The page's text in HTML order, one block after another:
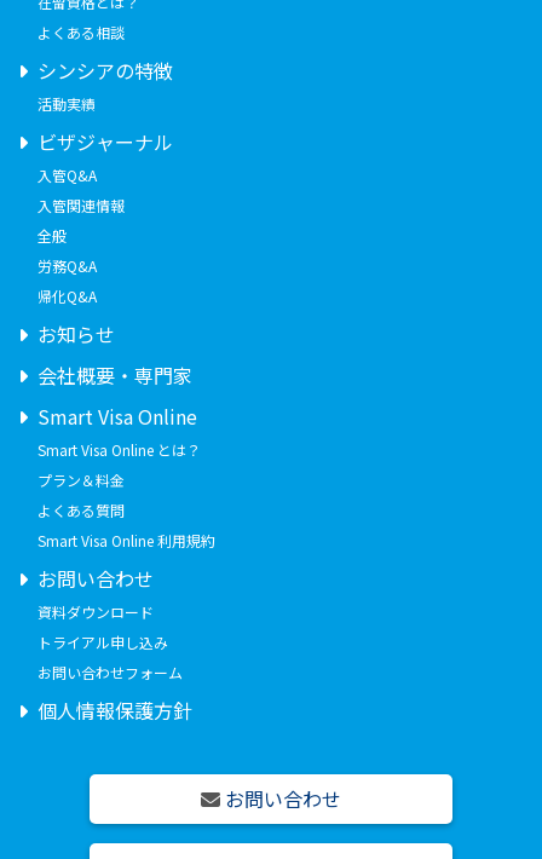
よくある相談
シンシアの特徴
活動実績
ビザジャーナル
入管Q&A
入管関連情報
全般
労務Q&A
帰化Q&A
お知らせ
会社概要・専門家
Smart Visa Online
Smart Visa Online とは？
プラン＆料金
よくある質問
Smart Visa Online 利用規約
お問い合わせ
資料ダウンロード
トライアル申し込み
お問い合わせフォーム
個人情報保護方針
お問い合わせ